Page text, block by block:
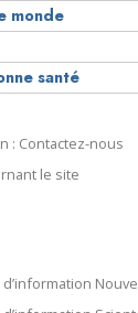
monde
santé
: Contactez-nous
le site